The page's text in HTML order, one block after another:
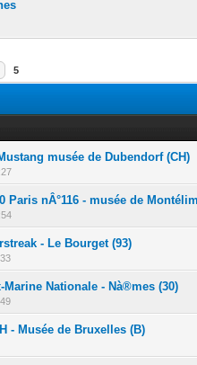
5
musée de Dubendorf (CH)
moyenne
45
Paris nÂ°116 - musée de
moyenne
4 5
- Le Bourget (93)
moyenne
45
Marine Nationale - Nà®mes (30)
moyenne
45
- Musée de Bruxelles (B)
moyenne
4 5